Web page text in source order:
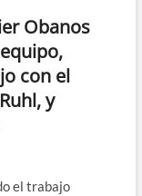
Obanos
con el
y
el trabajo